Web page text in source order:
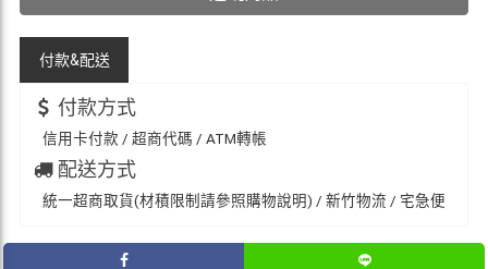
付款&配送
付款方式
信用卡付款 / 超商代碼 / ATM轉帳
配送方式
統一超商取貨(材積限制請參照購物說明) / 新竹物流 / 宅急便